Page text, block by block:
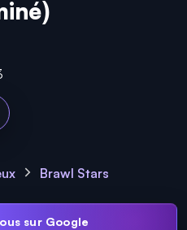
Brawl Stars
sur Google